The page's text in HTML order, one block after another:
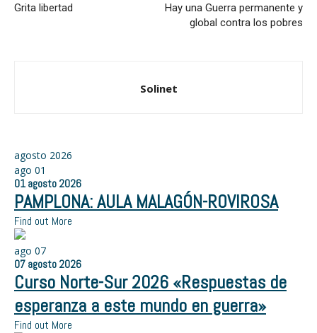
Grita libertad
Hay una Guerra permanente y
global contra los pobres
Solinet
agosto 2026
ago 01
01 agosto 2026
PAMPLONA: AULA MALAGÓN-ROVIROSA
Find out More
ago 07
07 agosto 2026
Curso Norte-Sur 2026 «Respuestas de
esperanza a este mundo en guerra»
Find out More